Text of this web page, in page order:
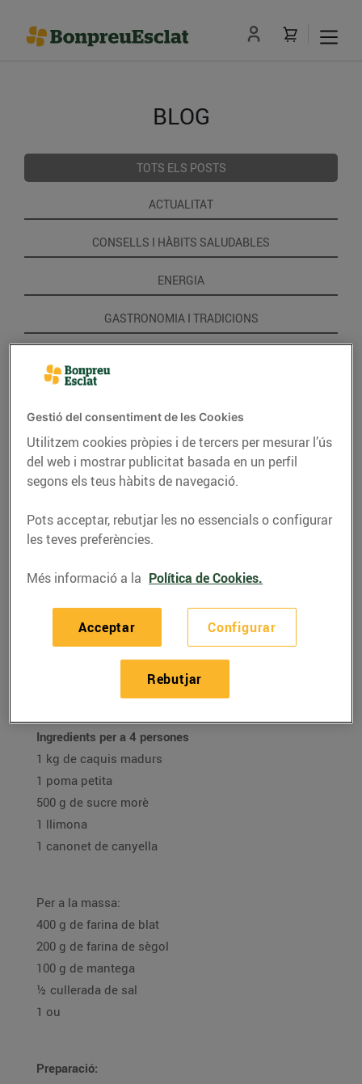
BLOG
TOTS ELS POSTS
ACTUALITAT
CONSELLS I HÀBITS SALUDABLES
ENERGIA
GASTRONOMIA I TRADICIONS
Crestes farcides de
05/de novembre/2020
Ingredients per a 4 persones
1 kg de caquis madurs
1 poma petita
500 g de sucre morè
1 llimona
1 canonet de canyella
Per a la massa:
400 g de farina de blat
200 g de farina de sègol
100 g de mantega
½ cullerada de sal
1 ou
Preparació:
Gestió del consentiment de les Cookies
Utilitzem cookies pròpies i de tercers per mesurar l’ús
del web i mostrar publicitat basada en un perfil
segons els teus hàbits de navegació.
Pots acceptar, rebutjar les no essencials o configurar
les teves preferències.
Més informació a la Política de Cookies.
Configurar
Rebutjar
Acceptar